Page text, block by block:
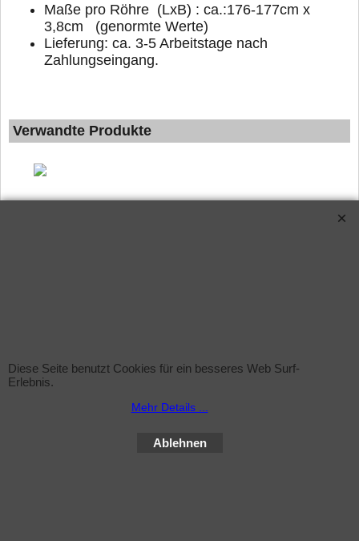
Maße pro Röhre (LxB) : ca.:176-177cm x
3,8cm (genormte Werte)
Lieferung: ca. 3-5 Arbeitstage nach
Zahlungseingang.
Verwandte Produkte
Sprühflasche inkl. Sprühkopf , 1Liter ohne Inhalt
Diese Seite benutzt Cookies für ein besseres Web Surf-
Erlebnis.
Mehr Details ...
Ablehnen